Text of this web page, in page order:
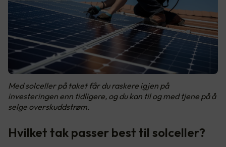
Med solceller på taket får du raskere igjen på
investeringen enn tidligere, og du kan til og med tjene på å
selge overskuddstrøm.
Hvilket tak passer best til solceller?